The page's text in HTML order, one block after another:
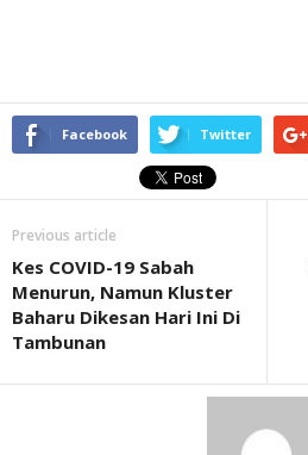
Facebook Twitter
Previous article
Kes COVID-19 Sabah
Menurun, Namun Kluster
Baharu Dikesan Hari Ini Di
Tambunan